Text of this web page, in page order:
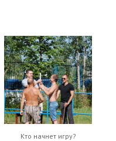
Кто начнет игру?